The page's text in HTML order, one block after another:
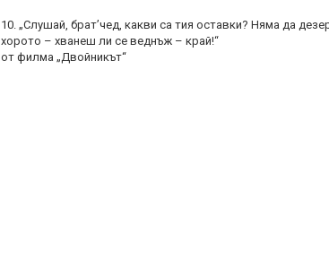
10. „Слушай, брат’чед, какви са тия оставки? Няма да
хорото – хванеш ли се веднъж – край!“
от филма „Двойникът“